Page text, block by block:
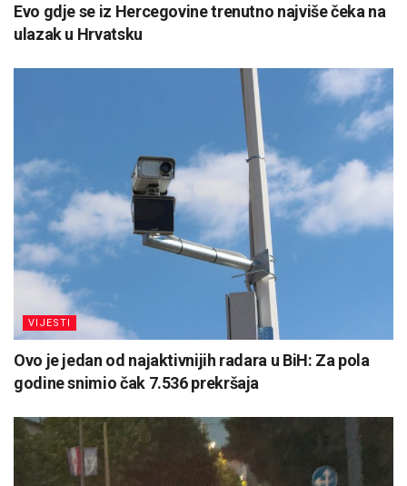
Evo gdje se iz Hercegovine trenutno najviše čeka na
ulazak u Hrvatsku
VIJESTI
Ovo je jedan od najaktivnijih radara u BiH: Za pola
godine snimio čak 7.536 prekršaja